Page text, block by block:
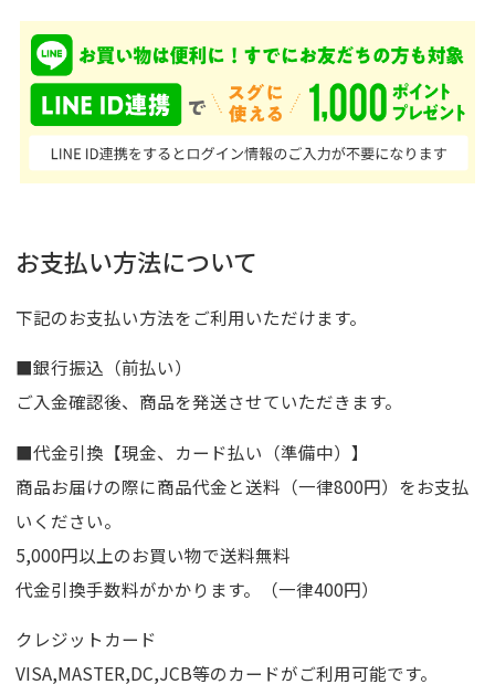
お支払い方法について
下記のお支払い方法をご利用いただけます。
■銀行振込（前払い）
ご入金確認後、商品を発送させていただきます。
■代金引換【現金、カード払い（準備中）】
商品お届けの際に商品代金と送料（一律800円）をお支払
いください。
5,000円以上のお買い物で送料無料
代金引換手数料がかかります。（一律400円）
クレジットカード
VISA,MASTER,DC,JCB等のカードがご利用可能です。